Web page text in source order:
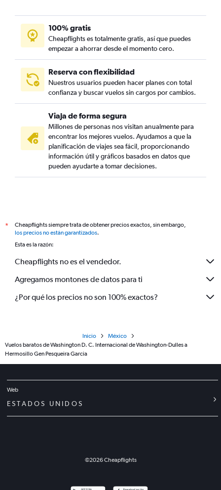
100% gratis
Cheapflights es totalmente gratis, así que puedes
empezar a ahorrar desde el momento cero.
Reserva con flexibilidad
Nuestros usuarios pueden hacer planes con total
confianza y buscar vuelos sin cargos por cambios.
Viaja de forma segura
Millones de personas nos visitan anualmente para
encontrar los mejores vuelos. Ayudamos a que la
planificación de viajes sea fácil, proporcionando
información útil y gráficos basados en datos que
pueden ayudarte a tomar decisiones.
*
Cheapflights siempre trata de obtener precios exactos, sin embargo,
los precios no están garantizados.
Esta es la razón:
Cheapflights no es el vendedor.
Agregamos montones de datos para ti
¿Por qué los precios no son 100% exactos?
Inicio
México
Vuelos baratos de Washington D. C. Internacional de Washington-Dulles a
Hermosillo Gen Pesqueira Garcia
Web
ESTADOS UNIDOS
©2026Cheapflights